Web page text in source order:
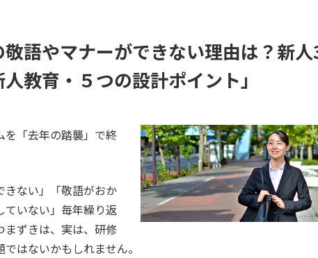
語やマナーができない理由は？新
教育・５つの設計ポイント」
を「去年の踏襲」で終
きない」「敬語がおか
ていない」毎年繰り返
まずきは、実は、研修
はないかもしれません。